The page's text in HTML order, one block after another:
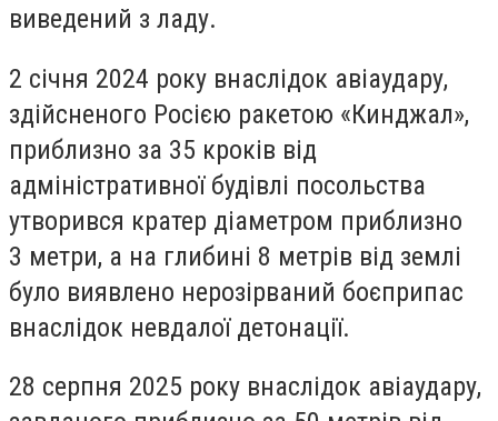
виведений з ладу.
2 січня 2024 року внаслідок авіаудару,
здійсненого Росією ракетою «Кинджал»,
приблизно за 35 кроків від
адміністративної будівлі посольства
утворився кратер діаметром приблизно
3 метри, а на глибині 8 метрів від землі
було виявлено нерозірваний боєприпас
внаслідок невдалої детонації.
28 серпня 2025 року внаслідок авіаудару,